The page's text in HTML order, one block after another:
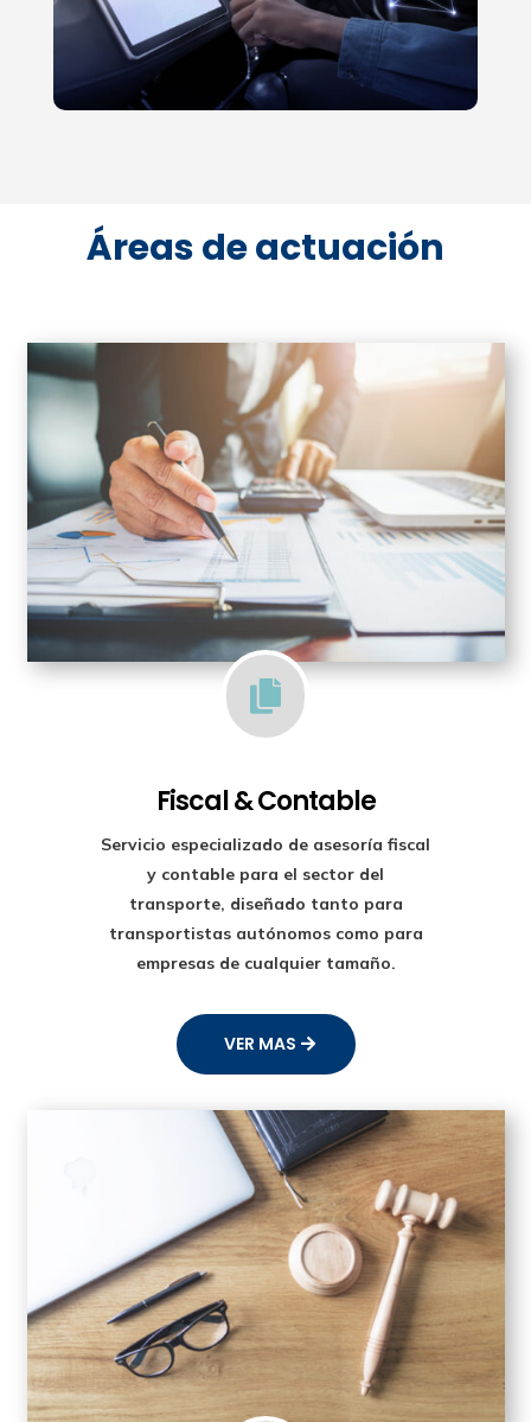
Áreas de actuación

Fiscal & Contable
Servicio especializado de asesoría fiscal
y contable para el sector del
transporte, diseñado tanto para
transportistas autónomos como para
empresas de cualquier tamaño.
VER MAS